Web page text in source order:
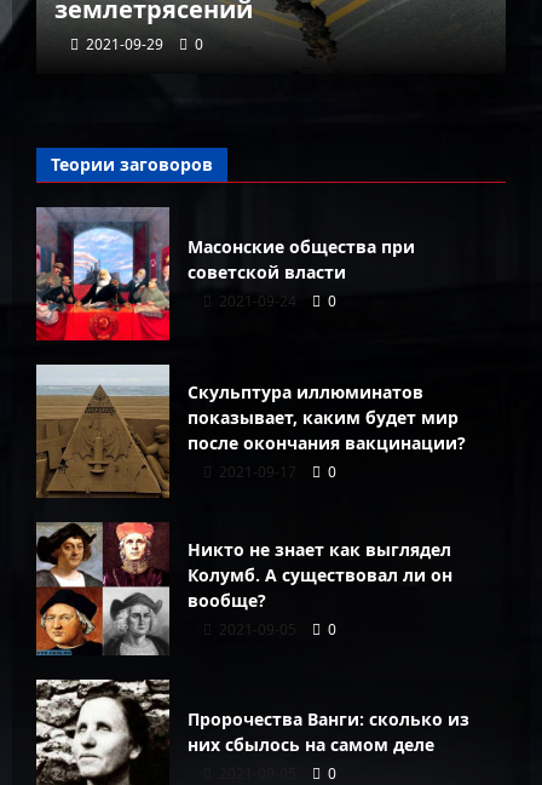
землетрясений
2021-09-29 0
Теории заговоров
Масонские общества при
советской власти
2021-09-24 0
Скульптура иллюминатов
показывает, каким будет мир
после окончания вакцинации?
2021-09-17 0
Никто не знает как выглядел
Колумб. А существовал ли он
вообще?
2021-09-05 0
Пророчества Ванги: сколько из
них сбылось на самом деле
0